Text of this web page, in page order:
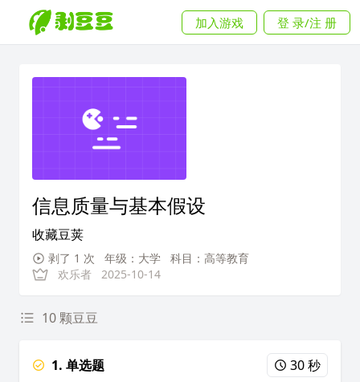
加入游戏 登 录/注 册
信息质量与基本假设
收藏豆荚
剥了 1 次 年级：大学
科目：高等教育
欢乐者
2025-10-14
10 颗豆豆
1. 单选题 30 秒